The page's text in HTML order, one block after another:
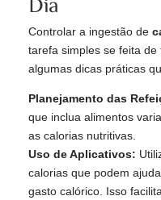
Dia
Controlar a ingestão de
tarefa simples se feita
algumas dicas práticas
Planejamento das
que inclua alimentos
as calorias nutritivas.
Uso de Aplicativos:
calorias que podem
gasto calórico. Isso